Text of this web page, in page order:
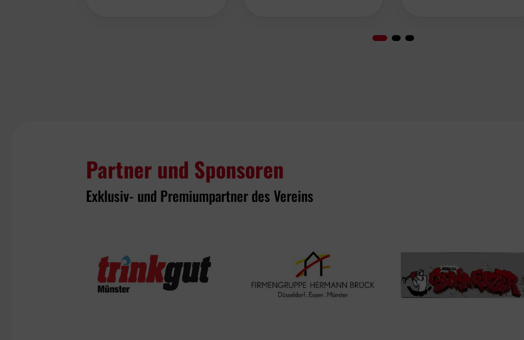
Partner und Sponsoren
Exklusiv- und Premiumpartner des Vereins